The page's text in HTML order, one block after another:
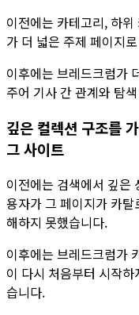
이전에는 카테고리, 하
가 더 넓은 주제 페이지
이후에는 브레드크럼가
주어 기사 간 관계와 탐
깊은 컬렉션 구조를
그 사이트
이전에는 검색에서 깊은
용자가 그 페이지가 카
해하지 못했습니다.
이후에는 브레드크럼가
이 다시 처음부터 시작
습니다.